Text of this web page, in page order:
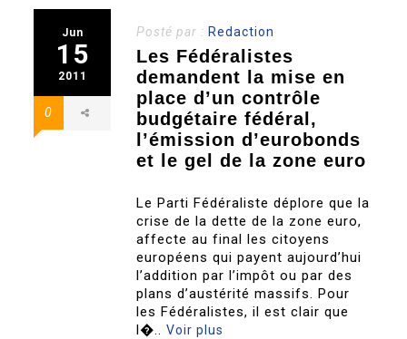
Jun
15
2011
0
Posté par : Redaction
Les Fédéralistes
demandent la mise en
place d’un contrôle
budgétaire fédéral,
l’émission d’eurobonds
et le gel de la zone euro
Le Parti Fédéraliste déplore que la
crise de la dette de la zone euro,
affecte au final les citoyens
européens qui payent aujourd’hui
l’addition par l’impôt ou par des
plans d’austérité massifs. Pour
les Fédéralistes, il est clair que
l�..Voir plus